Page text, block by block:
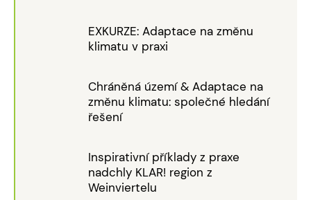
EXKURZE: Adaptace na změnu
klimatu v praxi
Chráněná území & Adaptace na
změnu klimatu: společné hledání
řešení
Inspirativní příklady z praxe
nadchly KLAR! region z
Weinviertelu